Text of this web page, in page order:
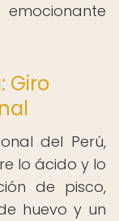
Giro
del Perú,
lo ácido y lo
de pisco,
huevo y un